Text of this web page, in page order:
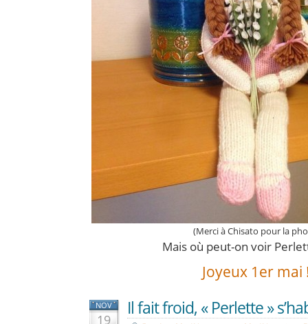
(Merci à Chisato pour la
Mais où peut-on voir
Joyeux 1er mai
NOV
19
Il fait froid, « Perlette »